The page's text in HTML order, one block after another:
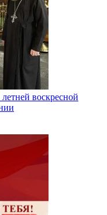
воскресной